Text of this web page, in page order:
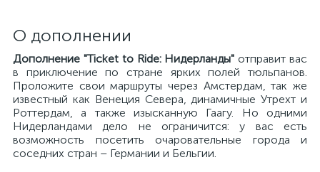
О дополнении
Дополнение "Ticket to Ride: Нидерланды" отправит вас
в приключение по стране ярких полей тюльпанов.
Проложите свои маршруты через Амстердам, так же
известный как Венеция Севера, динамичные Утрехт и
Роттердам, а также изысканную Гаагу. Но одними
Нидерландами дело не ограничится: у вас есть
возможность посетить очаровательные города и
соседних стран – Германии и Бельгии.